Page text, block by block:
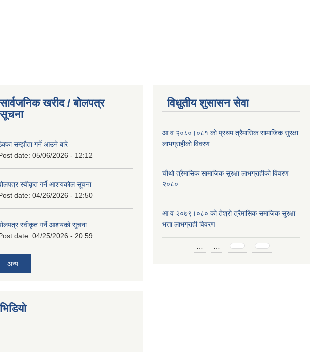
सार्वजनिक खरीद / बोलपत्र
सूचना
सम्झौता गर्ने आउने बारे
date: 05/06/2026 - 12:12
स्वीकृत गर्ने आशयकोल सूचना
date: 04/26/2026 - 12:50
स्वीकृत गर्ने आशयको सूचना
date: 04/25/2026 - 20:59
अन्य
विधुतीय शुसासन सेवा
आ व २०८०।०८१ को प्रथम त्रैमासिक सामाजिक सुरक्षा
लाभग्राहीको विवरण
चौथो त्रैमासिक सामाजिक सुरक्षा लाभग्राहीको विवरण
२०८०
आ व २०७९।०८० को तेश्रो त्रैमासिक समाजिक सुरक्षा
भत्ता लाभग्राही विवरण
Pages
भिडियो